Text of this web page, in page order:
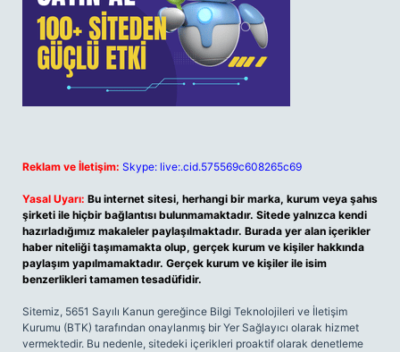
Reklam ve İletişim: Skype: live:.cid.575569c608265c69
Yasal Uyarı: Bu internet sitesi, herhangi bir marka, kurum veya şahıs
şirketi ile hiçbir bağlantısı bulunmamaktadır. Sitede yalnızca kendi
hazırladığımız makaleler paylaşılmaktadır. Burada yer alan içerikler
haber niteliği taşımamakta olup, gerçek kurum ve kişiler hakkında
paylaşım yapılmamaktadır. Gerçek kurum ve kişiler ile isim
benzerlikleri tamamen tesadüfidir.
Sitemiz, 5651 Sayılı Kanun gereğince Bilgi Teknolojileri ve İletişim
Kurumu (BTK) tarafından onaylanmış bir Yer Sağlayıcı olarak hizmet
vermektedir. Bu nedenle, sitedeki içerikleri proaktif olarak denetleme